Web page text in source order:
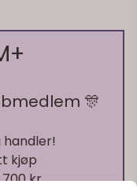
🎊
handler!
kjøp
kr